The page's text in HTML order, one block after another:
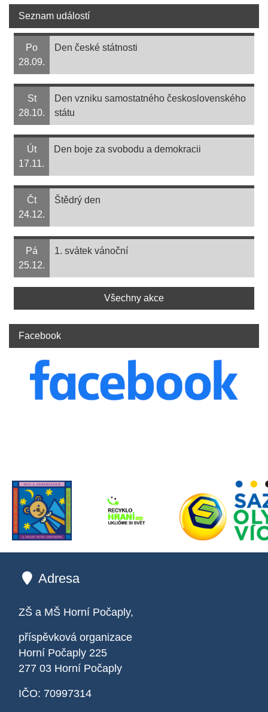
Seznam událostí
Po
28.09.
Den české státnosti
St
28.10.
Den vzniku samostatného československého
státu
Út
17.11.
Den boje za svobodu a demokracii
Čt
24.12.
Štědrý den
Pá
25.12.
1. svátek vánoční
Všechny akce
Facebook
Adresa
ZŠ a MŠ Horní Počaply,
příspěvková organizace
Horní Počaply 225
277 03 Horní Počaply
IČO: 70997314